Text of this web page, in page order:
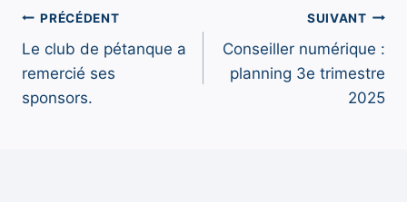
Navigation
de
l’article
PRÉCÉDENT
Le club de pétanque a
remercié ses
sponsors.
SUIVANT
Conseiller numérique :
planning 3e trimestre
2025